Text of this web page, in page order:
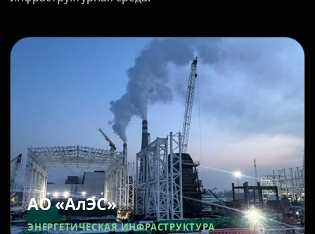
АО «АлЭС»
ЭНЕРГЕТИЧЕСКАЯ ИНФРАСТРУКТУРА